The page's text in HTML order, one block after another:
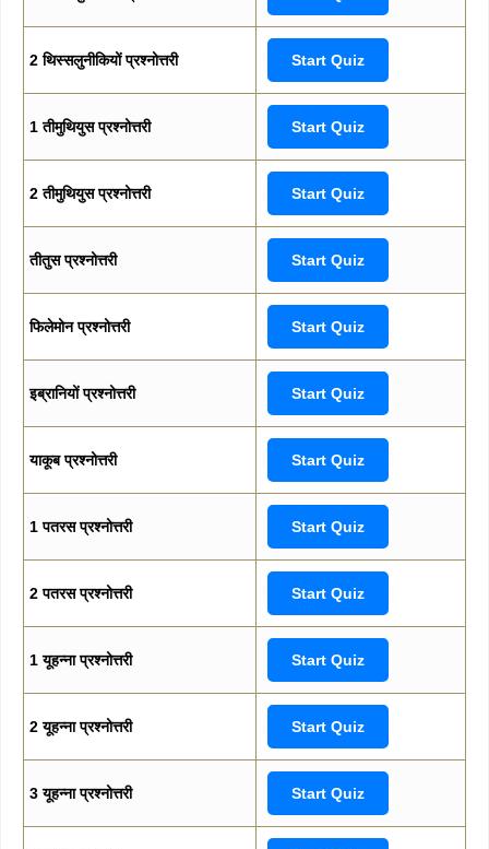
2 थिस्सलुनीकियों प्रश्नोत्तरी Start Quiz
1 तीमुथियुस प्रश्नोत्तरी Start Quiz
2 तीमुथियुस प्रश्नोत्तरी Start Quiz
तीतुस प्रश्नोत्तरी Start Quiz
फिलेमोन प्रश्नोत्तरी Start Quiz
इब्रानियों प्रश्नोत्तरी Start Quiz
याकूब प्रश्नोत्तरी Start Quiz
1 पतरस प्रश्नोत्तरी Start Quiz
2 पतरस प्रश्नोत्तरी Start Quiz
1 यूहन्ना प्रश्नोत्तरी Start Quiz
2 यूहन्ना प्रश्नोत्तरी Start Quiz
3 यूहन्ना प्रश्नोत्तरी Start Quiz